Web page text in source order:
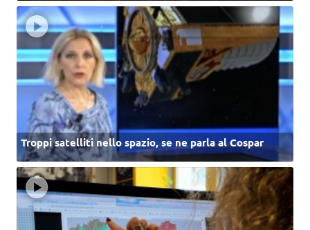
Troppi satelliti nello spazio, se ne parla al Cospar